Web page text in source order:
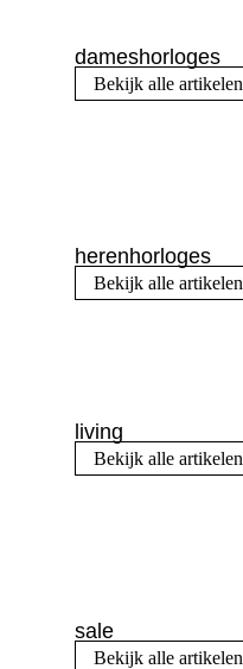
dameshorloges
Bekijk alle artikelen
herenhorloges
Bekijk alle artikelen
living
Bekijk alle artikelen
sale
Bekijk alle artikelen